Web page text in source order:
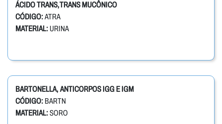
ÁCIDO TRANS,TRANS MUCÔNICO
CÓDIGO:ATRA
MATERIAL: URINA
BARTONELLA, ANTICORPOS IGG E IGM
CÓDIGO: BARTN
MATERIAL:SORO